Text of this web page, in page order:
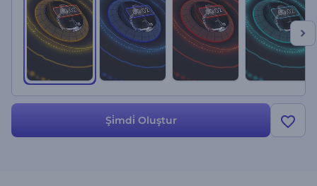
yolunu sunar. Bu gün başlayacağım!
Şi̇mdi̇ Oluştur